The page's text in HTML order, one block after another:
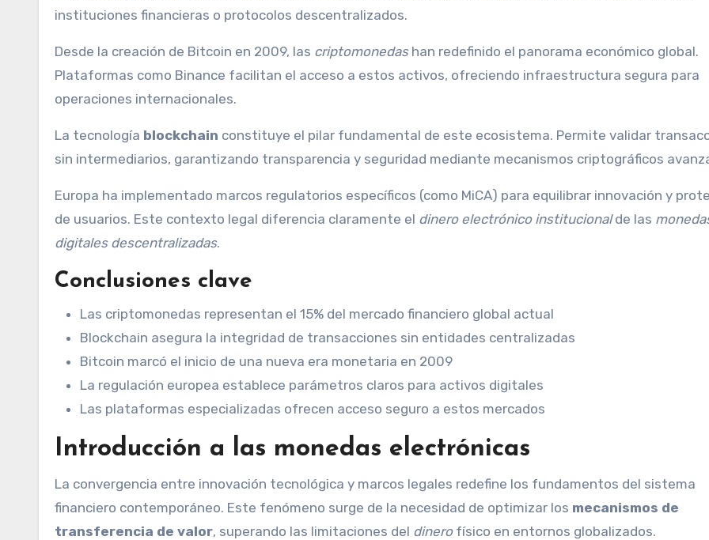
instituciones financieras o protocolos descentralizados.
Desde la creación de Bitcoin en 2009, las criptomonedashan redefinido el panorama económico global.
Plataformas como Binance facilitan el acceso a estos activos, ofreciendo infraestructura segura para
operaciones internacionales.
La tecnología blockchain constituye el pilar fundamental de este ecosistema. Permite validar
sin intermediarios, garantizando transparencia y seguridad mediante mecanismos criptográficos
Europa ha implementado marcos regulatorios específicos (como MiCA) para equilibrar innovación y
de usuarios. Este contexto legal diferencia claramente el dinero electrónico institucionalde las
digitales descentralizadas.
Conclusiones clave
Las criptomonedas representan el 15% del mercado financiero global actual
Blockchain asegura la integridad de transacciones sin entidades centralizadas
Bitcoin marcó el inicio de una nueva era monetaria en 2009
La regulación europea establece parámetros claros para activos digitales
Las plataformas especializadas ofrecen acceso seguro a estos mercados
Introducción a las monedas electrónicas
La convergencia entre innovación tecnológica y marcos legales redefine los fundamentos del sistema
financiero contemporáneo. Este fenómeno surge de la necesidad de optimizar los mecanismos de
transferencia de valor, superando las limitaciones del dinerofísico en entornos globalizados.